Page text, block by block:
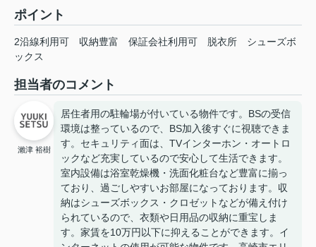
ポイント
2沿線利用可 収納豊富 保証会社利用可 脱衣所
シューズボ
ックス
担当者のコメント
瀨津 裕樹
居住者用の駐輪場が付いている物件です。BSの受信
環境は整っているので、BS加入後すぐに視聴できま
す。セキュリティ面は、TVインターホン・オートロ
ックなど充実しているので安心して生活できます。
室内設備は浴室乾燥機・洗面化粧台など豊富に揃っ
ており、過ごしやすいお部屋になっております。収
納はシューズボックス・クロゼットなどが備え付け
られているので、衣類や日用品の収納に重宝しま
す。家賃を10万円以下に抑えることができます。イ